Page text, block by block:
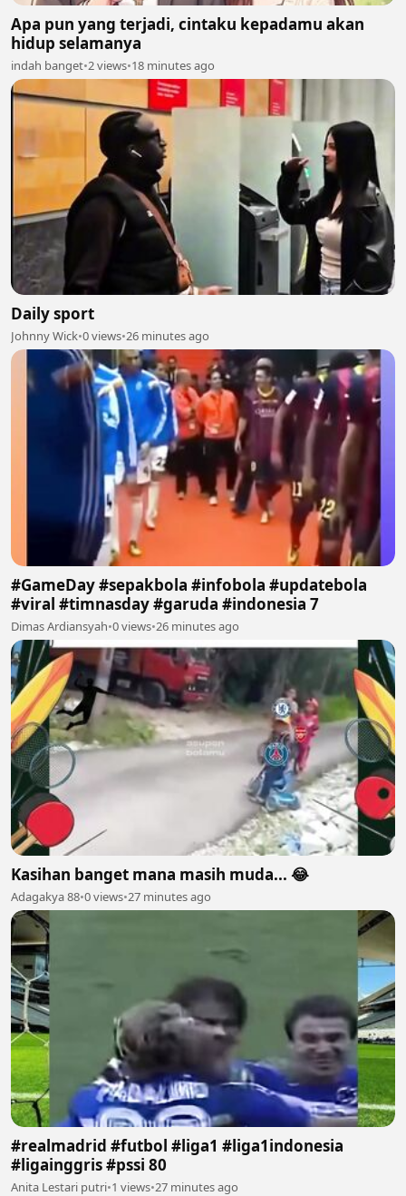
Apa pun yang terjadi, cintaku kepadamu akan
hidup selamanya
indah banget•2 views•18 minutes ago
Daily sport
Johnny Wick•0 views•26 minutes ago
#GameDay #sepakbola #infobola #updatebola
#viral #timnasday #garuda #indonesia 7
Dimas Ardiansyah•0 views•26 minutes ago
Kasihan banget mana masih muda... 😂
Adagakya 88•0 views•27 minutes ago
#realmadrid #futbol #liga1 #liga1indonesia
#ligainggris #pssi 80
Anita Lestari putri•1 views•27 minutes ago